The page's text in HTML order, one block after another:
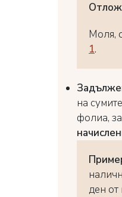
Моля,
1.
на
фолиа,
ден от